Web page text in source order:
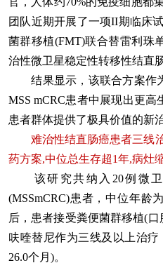
团队近期开展了一项II期临床
菌群移植(FMT)联合替雷利珠
治性微卫星稳定性转移性结直肠
结果显示，该联合方案作
MSS mCRC患者中展现出更
患者群体提供了极具价值的新
难治性结直肠癌患者三线
药方案,中位总生存超1年,病灶
该研究共纳入20例微卫
(MSSmCRC)患者，中位年龄
后，患者接受粪便菌群移植(
呋喹替尼作为三线及以上治疗
26.0个月)。